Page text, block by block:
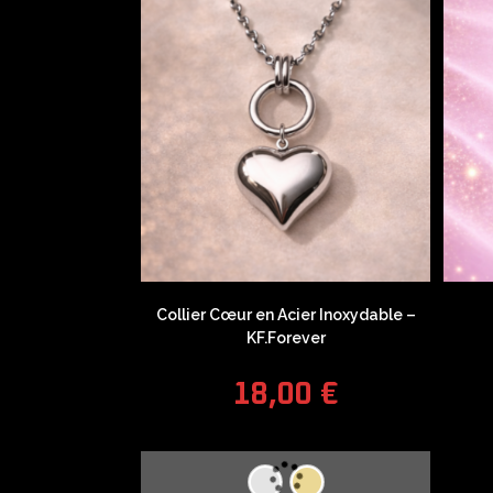
Collier Cœur en Acier Inoxydable –
KF.Forever
18,00 €